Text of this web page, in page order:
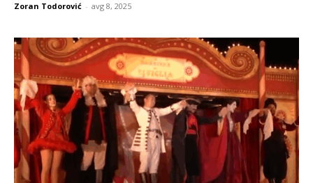
Zoran Todorović - avg 8, 2025